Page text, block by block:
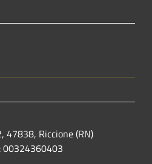
47838, Riccione (RN)
00324360403